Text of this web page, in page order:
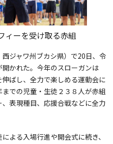
ィーを受け取る赤組
ジャワ州ブカシ県）で20日、令
かれた。今年のスローガンは
伸ばし、全力で楽しめる運動会に
での児童・生徒２３８人が赤組
表現種目、応援合戦などに全力
よる入場行進や開会式に続き、